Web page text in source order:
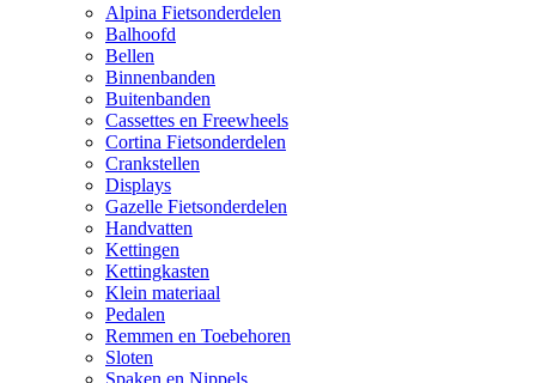
Alpina Fietsonderdelen
Balhoofd
Bellen
Binnenbanden
Buitenbanden
Cassettes en Freewheels
Cortina Fietsonderdelen
Crankstellen
Displays
Gazelle Fietsonderdelen
Handvatten
Kettingen
Kettingkasten
Klein materiaal
Pedalen
Remmen en Toebehoren
Sloten
Spaken en Nippels